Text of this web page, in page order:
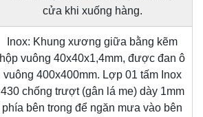
cửa khi xuống hàng.
Inox: Khung xương giữa bằng kẽm
hộp vuông 40x40x1,4mm, được đan ô
vuông 400x400mm. Lợp 01 tấm Inox
430 chống trượt (gân lá me) dày 1mm
phía bên trong để ngăn mưa vào bên